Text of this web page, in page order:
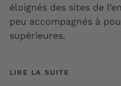
éloignés des sites de
peu accompagnés à
supérieures.
LIRE LA SUITE